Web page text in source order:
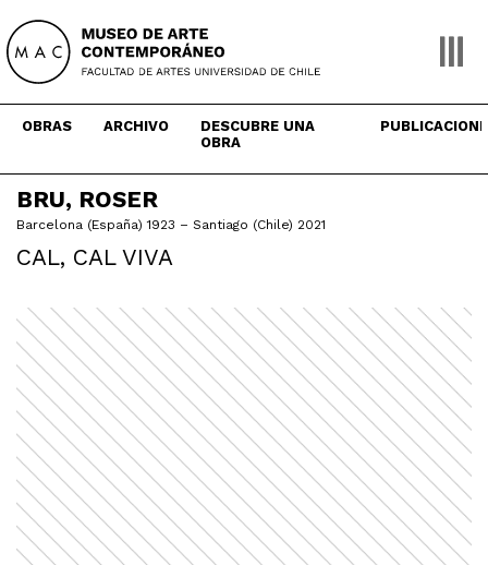
content
OBRAS ARCHIVO
DESCUBRE UNA
OBRA
BRU, ROSER
Barcelona (España) 1923 – Santiago (Chile) 2021
CAL, CAL VIVA